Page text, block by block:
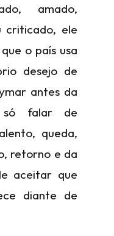
amado,
criticado, ele
o país usa
desejo de
antes da
só falar de
queda,
retorno e da
aceitar que
diante de